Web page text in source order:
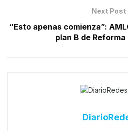
Next Post
“Esto apenas comienza”:
plan B de